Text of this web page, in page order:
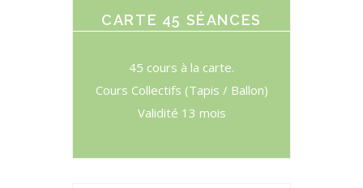
CARTE 45 SÉANCES
45 cours à la carte.
Cours Collectifs (Tapis / Ballon)
Validité 13 mois